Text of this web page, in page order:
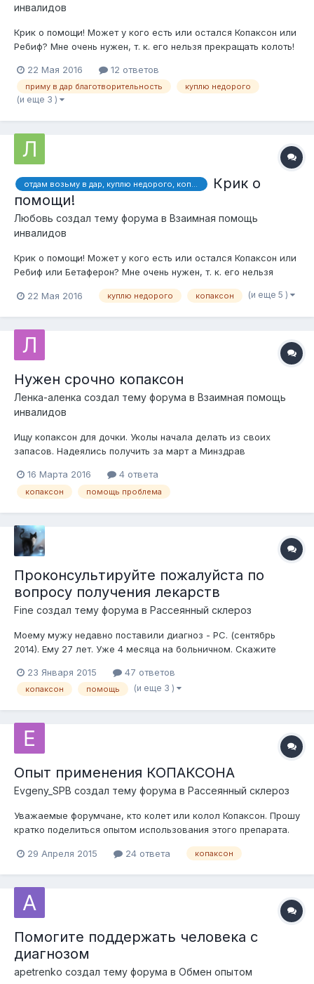
инвалидов
Крик о помощи! Может у кого есть или остался Копаксон или
Ребиф? Мне очень нужен, т. к. его нельзя прекращать колоть!
лекарства нуждающимся людям. А теперь сама осталась
без этого препарата. Больна рассеянным склерозом с 1999
г...
22 Мая 2016 12 ответов
приму в дар благотворительность куплю недорого
(и еще 3 )
отдам возьму в дар, куплю недорого, копаксон, ребиф, бетаферон,
Крик о
помощи!
Любовь создал тему форума в Взаимная помощь
инвалидов
Крик о помощи! Может у кого есть или остался Копаксон или
Ребиф или Бетаферон? Мне очень нужен, т. к. его нельзя
сыном, отдавала все лекарства нуждающимся людям. А
рассеянным скле...
22 Мая 2016 куплю недорого копаксон (и еще 5 )
Нужен срочно копаксон
Ленка-аленка создал тему форума в Взаимная помощь
инвалидов
Ищу копаксон для дочки. Уколы начала делать из своих
запасов. Надеялись получить за март а Минздрав
буду благодарна. Уколов хватит до конца марта а прерывать
нельзя. Помогите!!!
16 Марта 2016 4 ответа
копаксон помощь проблема
Проконсультируйте пожалуйста по
вопросу получения лекарств
Fine создал тему форума в Рассеянный склероз
Моему мужу недавно поставили диагноз - РС. (сентябрь
2014). Ему 27 лет. Уже 4 месяца на больничном. Скажите
копаксон? Врачи говорят о нем, но никто не говорит как его
получить. Что нужно для этого сделать, куда и когда
23 Января 2015 47 ответов
копаксон помощь (и еще 3 )
Опыт применения КОПАКСОНА
Evgeny_SPB создал тему форума в Рассеянный склероз
Уважаемые форумчане, кто колет или колол Копаксон. Прошу
кратко поделиться опытом использования этого препарата.
болезни, если прекратили колоть то почему. Прошу не
модераторам: Мне известно...
29 Апреля 2015 24 ответа копаксон
Помогите поддержать человека с
диагнозом
apetrenko создал тему форума в Обмен опытом